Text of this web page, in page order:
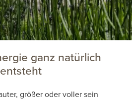
ganz natürlich
entsteht
größer oder voller sein